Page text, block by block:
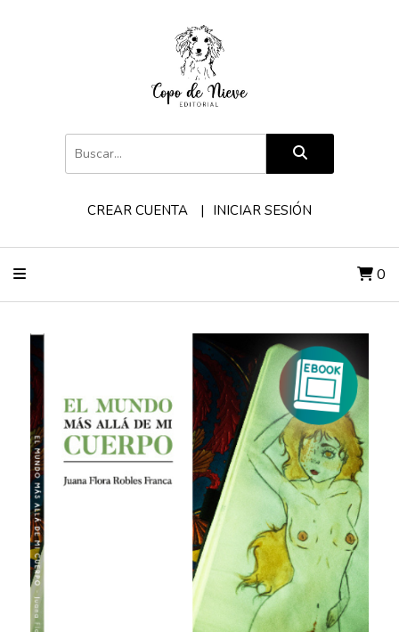
CREAR CUENTA INICIAR SESIÓN
0